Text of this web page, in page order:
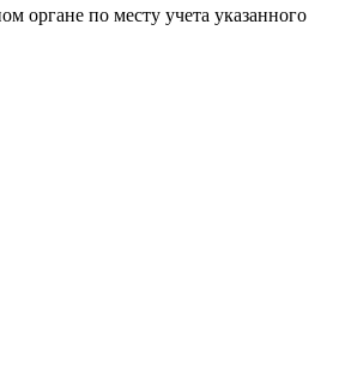
органе по месту учета указанного